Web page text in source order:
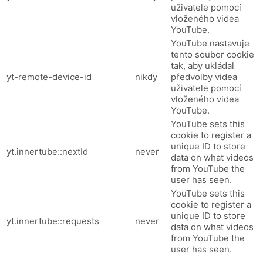
uživatele pomocí
vloženého videa
YouTube.
yt-remote-device-id nikdy
YouTube nastavuje
tento soubor cookie
tak, aby ukládal
předvolby videa
uživatele pomocí
vloženého videa
YouTube.
yt.innertube::nextId never
YouTube sets this
cookie to register a
unique ID to store
data on what videos
from YouTube the
user has seen.
yt.innertube::requests never
YouTube sets this
cookie to register a
unique ID to store
data on what videos
from YouTube the
user has seen.